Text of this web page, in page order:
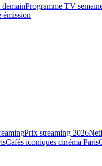
Programme TV
émission
Prix streaming 2026
Cafés iconiques cinéma Paris